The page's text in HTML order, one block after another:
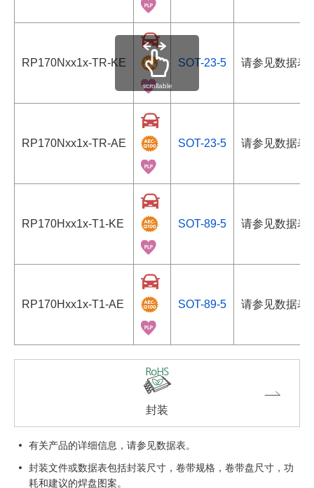
RP170Nxx1x-TR-KE SOT-23-5 请参见数据表
RP170Nxx1x-TR-AE SOT-23-5 请参见数据表
RP170Hxx1x-T1-KE SOT-89-5 请参见数据表
RP170Hxx1x-T1-AE SOT-89-5 请参见数据表
scrollable
封装
有关产品的详细信息，请参见数据表。
封装文件或数据表包括封装尺寸，卷带规格，卷带盘尺寸，功
耗和建议的焊盘图案。